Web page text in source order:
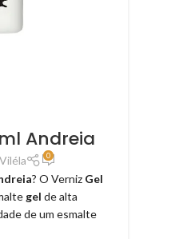
Andreia
0
? O Verniz Gel
gel de alta
de um esmalte